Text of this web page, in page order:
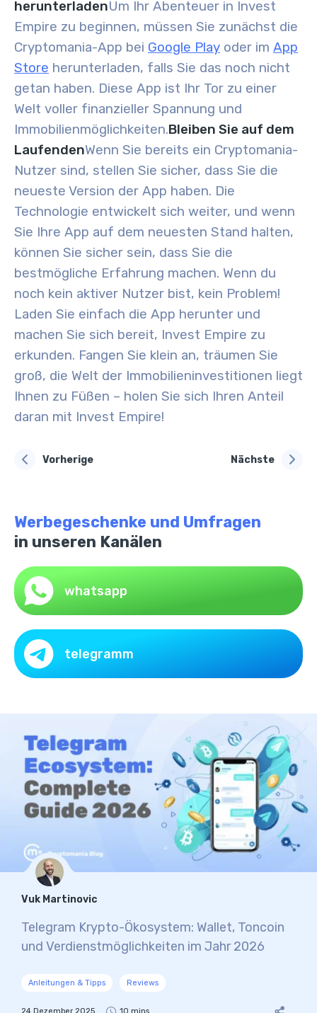
herunterladenUm Ihr Abenteuer in Invest
Empire zu beginnen, müssen Sie zunächst die
Cryptomania-App bei Google Play oder im App
Store herunterladen, falls Sie das noch nicht
getan haben. Diese App ist Ihr Tor zu einer
Welt voller finanzieller Spannung und
Immobilienmöglichkeiten.Bleiben Sie auf dem
LaufendenWenn Sie bereits ein Cryptomania-
Nutzer sind, stellen Sie sicher, dass Sie die
neueste Version der App haben. Die
Technologie entwickelt sich weiter, und wenn
Sie Ihre App auf dem neuesten Stand halten,
können Sie sicher sein, dass Sie die
bestmögliche Erfahrung machen. Wenn du
noch kein aktiver Nutzer bist, kein Problem!
Laden Sie einfach die App herunter und
machen Sie sich bereit, Invest Empire zu
erkunden. Fangen Sie klein an, träumen Sie
groß, die Welt der Immobilieninvestitionen liegt
Ihnen zu Füßen – holen Sie sich Ihren Anteil
daran mit Invest Empire!
Vorherige Nächste
Werbegeschenke und Umfragen
in unseren Kanälen
whatsapp
telegramm
Vuk Martinovic
Telegram Krypto-Ökosystem: Wallet, Toncoin
und Verdienstmöglichkeiten im Jahr 2026
Anleitungen & Tipps Reviews